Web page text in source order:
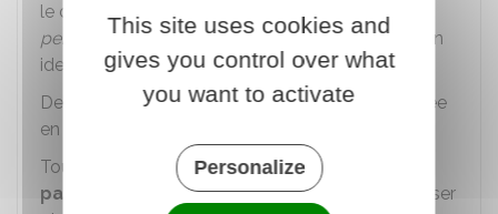
le créateur de ce site (
personne physique
ou
personne morale). Si vous ne connaissez pas son
identité, vous pouvez porter plainte contre X.
De manière générale, la plainte peut être déposée
en ligne par le biais de
Toutefois,
si les conditions requises ne sont
pas remplies
, vous avez la possibilité de déposer
This site uses cookies and
gives you control over what
you want to activate
Personalize